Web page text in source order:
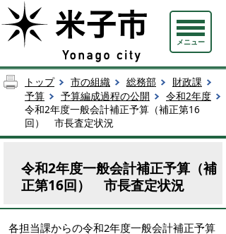
メニュー
トップ 市の組織 総務部
財政課
予算
予算編成過程の公開
令和2年度
令和2年度一般会計補正予算（補正第16
回） 市長査定状況
令和2年度一般会計補正予算（補
正第16回） 市長査定状況
各担当課からの令和2年度一般会計補正予算